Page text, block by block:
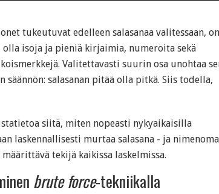
tukeutuvat edelleen salasanaa valitessaan,
olla isoja ja pieniä kirjaimia, numeroita sekä
Valitettavasti suurin osa unohtaa
säännön: salasanan pitää olla pitkä. Siis todella,
siitä, miten nopeasti nykyaikaisilla
laskennallisesti murtaa salasana - ja
tekijä kaikissa laskelmissa.
brute force-tekniikalla